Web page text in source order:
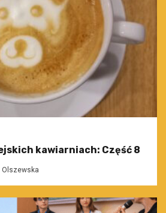
kawiarniach: Część 8
Olszewska